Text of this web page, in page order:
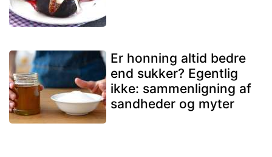
Er honning altid bedre
end sukker? Egentlig
ikke: sammenligning af
sandheder og myter